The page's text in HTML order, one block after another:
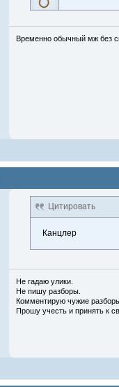
Временно обычный мж без
Цитировать
Канцлер
Не гадаю улики.
Не пишу разборы.
Комментирую чужие
Прошу учесть и принять к